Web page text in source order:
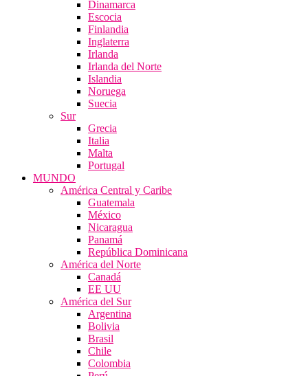
Dinamarca
Escocia
Finlandia
Inglaterra
Irlanda
Irlanda del Norte
Islandia
Noruega
Suecia
Sur
Grecia
Italia
Malta
Portugal
MUNDO
América Central y Caribe
Guatemala
México
Nicaragua
Panamá
República Dominicana
América del Norte
Canadá
EE UU
América del Sur
Argentina
Bolivia
Brasil
Chile
Colombia